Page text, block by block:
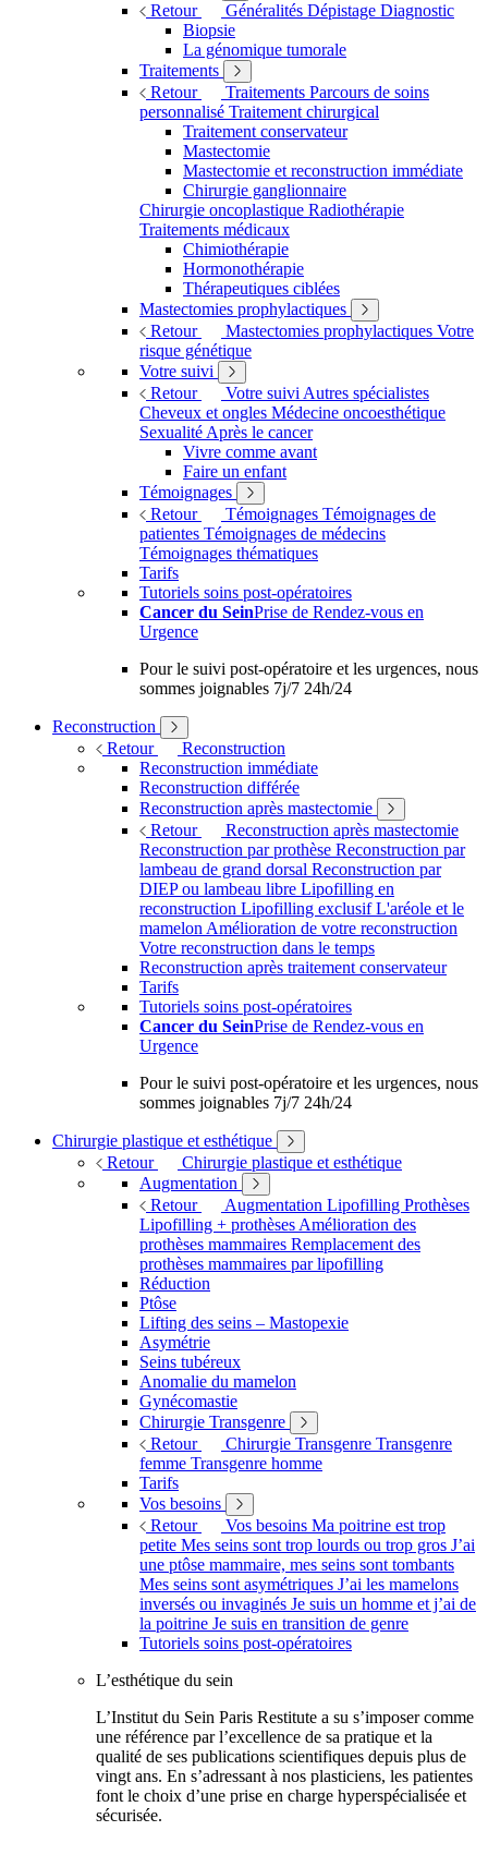
Retour
Généralités Dépistage Diagnostic
Biopsie
La génomique tumorale
Traitements
Retour
Traitements Parcours de soins
personnalisé Traitement chirurgical
Traitement conservateur
Mastectomie
Mastectomie et reconstruction immédiate
Chirurgie ganglionnaire
Chirurgie oncoplastique Radiothérapie
Traitements médicaux
Chimiothérapie
Hormonothérapie
Thérapeutiques ciblées
Mastectomies prophylactiques
Retour
Mastectomies prophylactiques Votre
risque génétique
Votre suivi
Retour
Votre suivi Autres spécialistes
Cheveux et ongles Médecine oncoesthétique
Sexualité Après le cancer
Vivre comme avant
Faire un enfant
Témoignages
Retour
Témoignages Témoignages de
patientes Témoignages de médecins
Témoignages thématiques
Tarifs
Tutoriels soins post-opératoires
Cancer du SeinPrise de Rendez-vous en
Urgence
Pour le suivi post-opératoire et les urgences, nous
sommes joignables 7j/7 24h/24
Reconstruction
Retour
Reconstruction
Reconstruction immédiate
Reconstruction différée
Reconstruction après mastectomie
Retour
Reconstruction après mastectomie
Reconstruction par prothèse Reconstruction par
lambeau de grand dorsal Reconstruction par
DIEP ou lambeau libre Lipofilling en
reconstruction Lipofilling exclusifL'aréole et le
mamelon Amélioration de votre reconstruction
Votre reconstruction dans le temps
Reconstruction après traitement conservateur
Tarifs
Tutoriels soins post-opératoires
Cancer du SeinPrise de Rendez-vous en
Urgence
Pour le suivi post-opératoire et les urgences, nous
sommes joignables 7j/7 24h/24
Chirurgie plastique et esthétique
Retour
Chirurgie plastique et esthétique
Augmentation
Retour
Augmentation Lipofilling Prothèses
Lipofilling + prothèses Amélioration des
prothèses mammaires Remplacement des
prothèses mammaires par lipofilling
Réduction
Ptôse
Lifting des seins – Mastopexie
Asymétrie
Seins tubéreux
Anomalie du mamelon
Gynécomastie
Chirurgie Transgenre
Retour
Chirurgie Transgenre Transgenre
femme Transgenre homme
Tarifs
Vos besoins
Retour
Vos besoins Ma poitrine est trop
petite Mes seins sont trop lourds ou trop gros J’ai
une ptôse mammaire, mes seins sont tombants
Mes seins sont asymétriques J’ai les mamelons
inversés ou invaginés Je suis un homme et j’ai de
la poitrine Je suis en transition de genre
Tutoriels soins post-opératoires
L’esthétique du sein
L’Institut du Sein Paris Restitute a su s’imposer comme
une référence par l’excellence de sa pratique et la
qualité de ses publications scientifiques depuis plus de
vingt ans. En s’adressant à nos plasticiens, les patientes
font le choix d’une prise en charge hyperspécialisée et
sécurisée.